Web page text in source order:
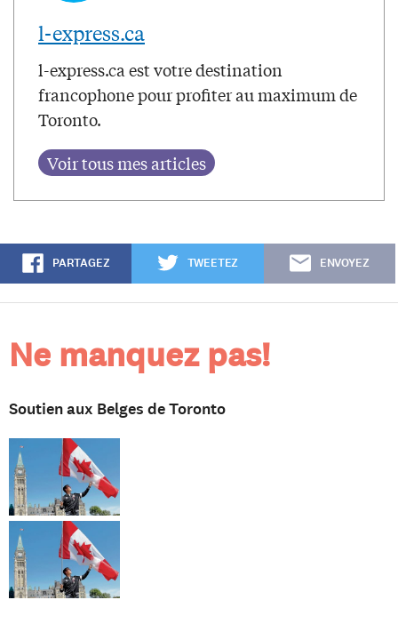
l-express.ca
l-express.ca est votre destination
francophone pour profiter au maximum de
Toronto.
PARTAGEZ TWEETEZ ENVOYEZ
Ne manquez pas!
Soutien aux Belges de Toronto